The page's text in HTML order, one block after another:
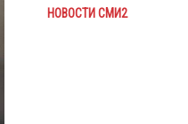
НОВОСТИ СМИ2